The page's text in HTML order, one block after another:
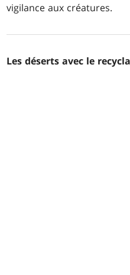
vigilance aux créatures.
Les déserts avec le